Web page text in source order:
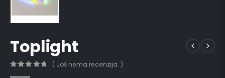
Toplight
( Još nema recenzija. )